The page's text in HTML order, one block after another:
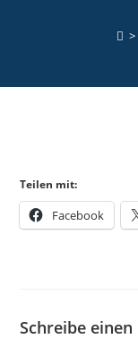
>
Teilen mit:
Facebook
Schreibe